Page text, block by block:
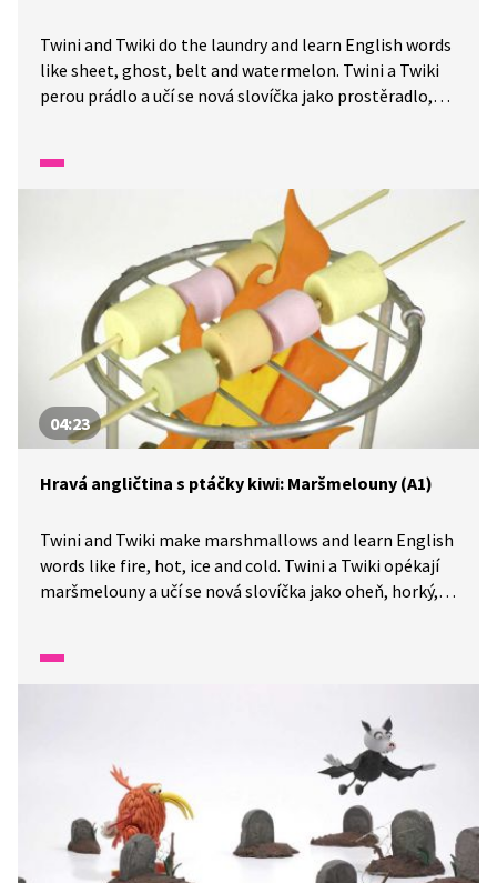
Twini and Twiki do the laundry and learn English words
like sheet, ghost, belt and watermelon. Twini a Twiki
perou prádlo a učí se nová slovíčka jako prostěradlo,
04:23
Hravá angličtina s ptáčky kiwi: Maršmelouny (A1)
Twini and Twiki make marshmallows and learn English
words like fire, hot, ice and cold. Twini a Twiki opékají
maršmelouny a učí se nová slovíčka jako oheň, horký,